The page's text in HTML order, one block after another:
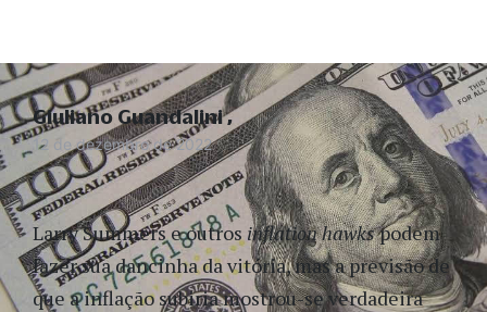
12 de dezembro de 2022
Larry Summers e outros inflation hawkspodem
fazer sua dancinha da vitória, mas a previsão de
que a inflação subiria mostrou-se verdadeira
Giuliano Guandalini